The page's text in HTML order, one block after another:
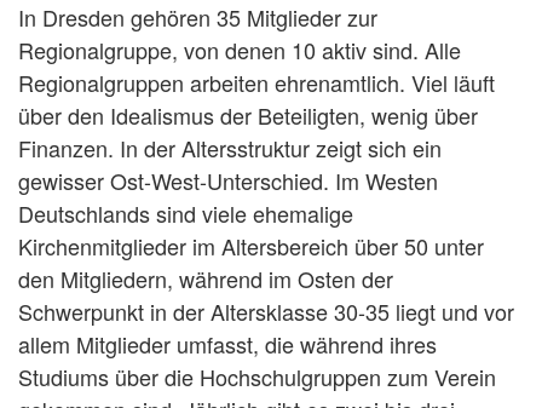
In Dresden gehören 35 Mitglieder zur
Regionalgruppe, von denen 10 aktiv sind. Alle
Regionalgruppen arbeiten ehrenamtlich. Viel läuft
über den Idealismus der Beteiligten, wenig über
Finanzen. In der Altersstruktur zeigt sich ein
gewisser Ost-West-Unterschied. Im Westen
Deutschlands sind viele ehemalige
Kirchenmitglieder im Altersbereich über 50 unter
den Mitgliedern, während im Osten der
Schwerpunkt in der Altersklasse 30-35 liegt und vor
allem Mitglieder umfasst, die während ihres
Studiums über die Hochschulgruppen zum Verein